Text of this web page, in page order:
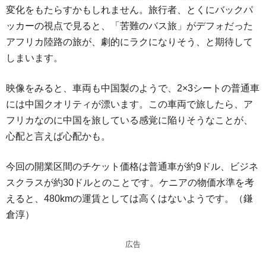
変化をもたらすかもしれません。旅行者、とくにバックパ
ッカーの視点で見ると、「苦難のバス旅」がデフォだった
アフリカ陸路の旅が、劇的にラクになりそう、と期待して
しまいます。
映像をみると、車両も中国製のようで、2×3シートの普通車
には中国クオリティが漂います。この車両で旅したら、ア
フリカなのに中国を旅している感覚に陥りそうなことが、
心配と言えば心配かも。
今回の開業区間のチケット価格は普通車が約9ドル、ビジネ
スクラスが約30ドルとのことです。ケニアの物価水準を考
えると、480kmの運賃としては高くはないようです。（鎌
倉淳）
広告